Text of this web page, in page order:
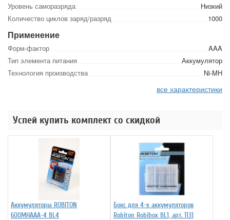
Уровень саморазряда
Низкий
Количество циклов заряд/разряд
1000
Применение
Форм-фактор
AAA
Тип элемента питания
Аккумулятор
Технология производства
Ni-MH
все характеристики
Успей купить комплект со скидкой
Аккумуляторы ROBITON
600MHAAA-4 BL4
Бокс для 4-х аккумуляторов
Robiton Robibox BL1, арт. 1131